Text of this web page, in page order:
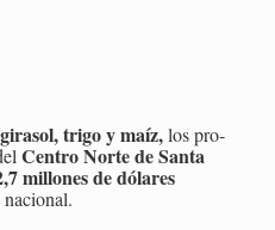
trigo y maíz,los pro­
Cen­tro Norte de Santa
mi­llo­nes de dó­la­res